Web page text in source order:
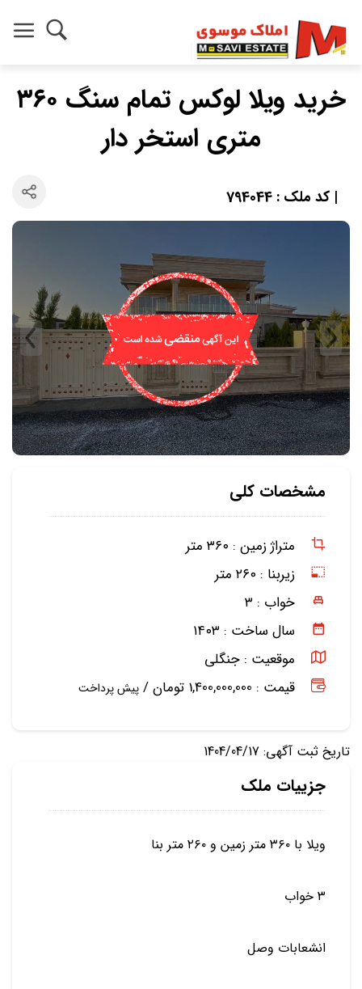
خرید ویلا لوکس تمام سنگ ۳۶۰
متری استخر دار
| کد ملک : 794044
مشخصات کلی
متراژ زمین : ۳۶۰ متر
زیربنا : ۲۶۰ متر
خواب : ۳
سال ساخت : ۱۴۰۳
موقعیت : جنگلی
قیمت : 1,400,000,000 تومان /
پیش پرداخت
تاریخ ثبت آگهی: 1404/04/17
جزییات ملک
ویلا با ۳۶۰ متر زمین و ۲۶۰ متر بنا
۳ خواب
انشعابات وصل